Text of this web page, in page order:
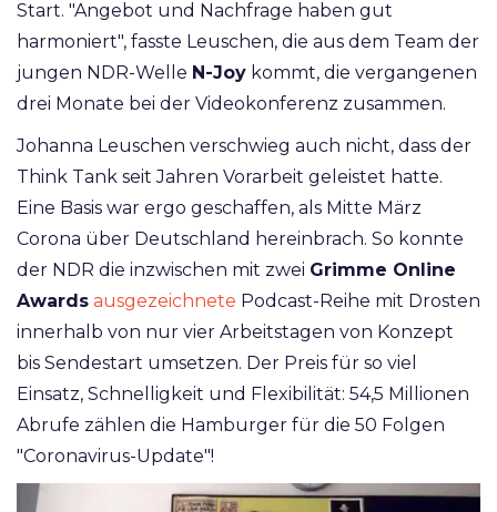
Start. "Angebot und Nachfrage haben gut
harmoniert", fasste Leuschen, die aus dem Team der
jungen NDR-Welle N-Joy kommt, die vergangenen
drei Monate bei der Videokonferenz zusammen.
Johanna Leuschen verschwieg auch nicht, dass der
Think Tank seit Jahren Vorarbeit geleistet hatte.
Eine Basis war ergo geschaffen, als Mitte März
Corona über Deutschland hereinbrach. So konnte
der NDR die inzwischen mit zwei Grimme Online
Awards ausgezeichnete Podcast-Reihe mit Drosten
innerhalb von nur vier Arbeitstagen von Konzept
bis Sendestart umsetzen. Der Preis für so viel
Einsatz, Schnelligkeit und Flexibilität: 54,5 Millionen
Abrufe zählen die Hamburger für die 50 Folgen
"Coronavirus-Update"!